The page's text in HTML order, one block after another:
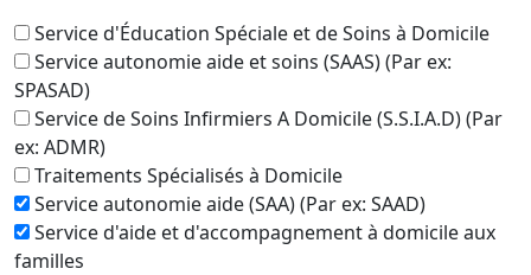
Service d'Éducation Spéciale et de Soins à Domicile
Service autonomie aide et soins (SAAS) (Par ex:
SPASAD)
Service de Soins Infirmiers A Domicile (S.S.I.A.D) (Par
ex: ADMR)
Traitements Spécialisés à Domicile
Service autonomie aide (SAA) (Par ex: SAAD)
Service d'aide et d'accompagnement à domicile aux
familles